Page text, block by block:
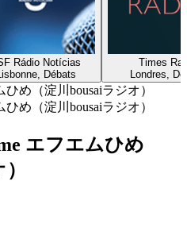
Rádio Notícias
Lisbonne, Débats
Times
Londres,
め（淀川bousaiラジオ）
め（淀川bousaiラジオ）
エフエムひめ